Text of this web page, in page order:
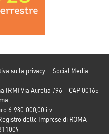
sulla privacy
Social Media
(RM) Via Aurelia 796 – CAP 00165
6.980.000,00 i.v
delle Imprese di ROMA